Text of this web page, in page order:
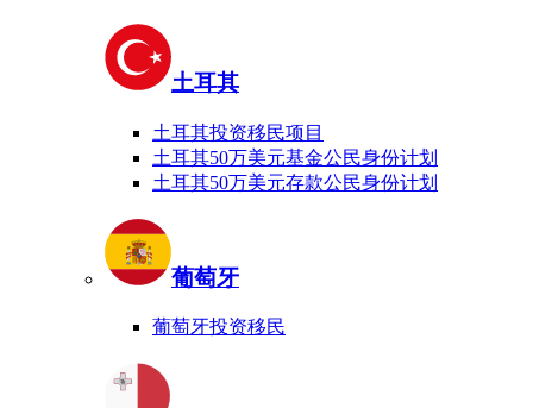
土耳其
土耳其投资移民项目
土耳其50万美元基金公民身份计划
土耳其50万美元存款公民身份计划
葡萄牙
葡萄牙投资移民